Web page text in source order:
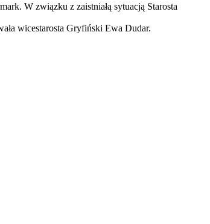
W związku z zaistniałą sytuacją Starosta
wicestarosta Gryfiński Ewa Dudar.